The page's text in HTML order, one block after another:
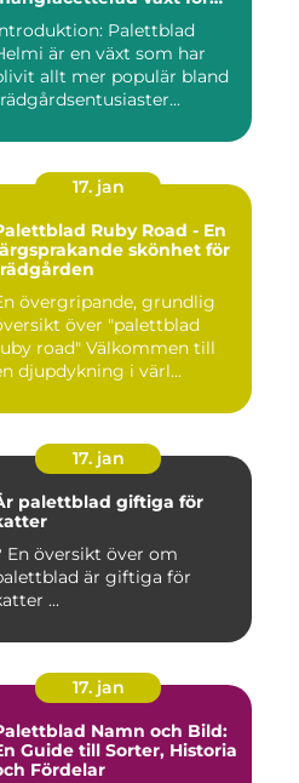
Palettblad
är en växt som har
allt mer populär bland
17. jan
Ruby Road - En
skönhet för
övergripande, grundlig
över "palettblad
road" Välkommen till
djupdykning i värl...
17. jan
palettblad giftiga för
är giftiga för
katter ...
17. jan
Namn och Bild:
Guide till Sorter, Historia
Fördelar